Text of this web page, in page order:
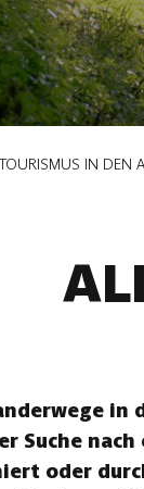
IN DEN
in
Suche
oder